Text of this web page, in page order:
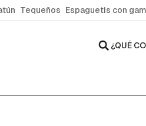
Tequeños Espaguetis con
¿QUÉ